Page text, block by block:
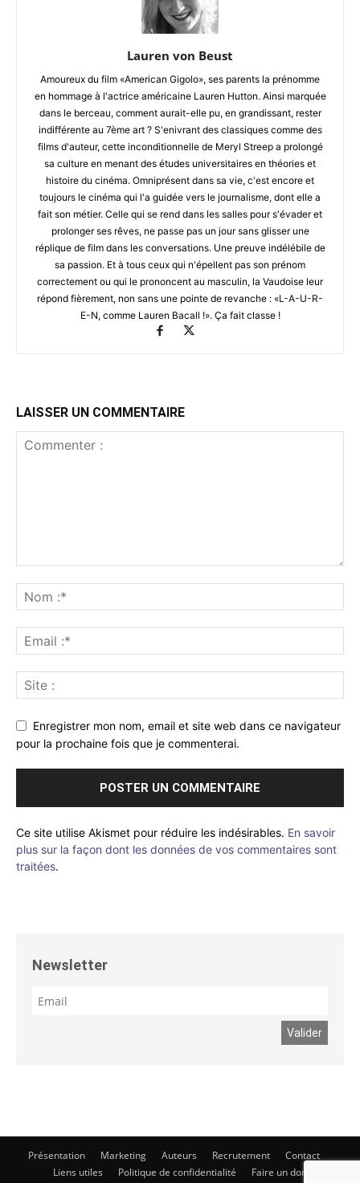
Lauren von Beust
Amoureux du film «American Gigolo», ses parents la prénomme
en hommage à l'actrice américaine Lauren Hutton. Ainsi marquée
dans le berceau, comment aurait-elle pu, en grandissant, rester
indifférente au 7ème art ? S'enivrant des classiques comme des
films d'auteur, cette inconditionnelle de Meryl Streep a prolongé
sa culture en menant des études universitaires en théories et
histoire du cinéma. Omniprésent dans sa vie, c'est encore et
toujours le cinéma qui l'a guidée vers le journalisme, dont elle a
fait son métier. Celle qui se rend dans les salles pour s'évader et
prolonger ses rêves, ne passe pas un jour sans glisser une
réplique de film dans les conversations. Une preuve indélébile de
sa passion. Et à tous ceux qui n'épellent pas son prénom
correctement ou qui le prononcent au masculin, la Vaudoise leur
répond fièrement, non sans une pointe de revanche : «L-A-U-R-
E-N, comme Lauren Bacall !». Ça fait classe !
LAISSER UN COMMENTAIRE
Enregistrer mon nom, email et site web dans ce navigateur
pour la prochaine fois que je commenterai.
Ce site utilise Akismet pour réduire les indésirables. En savoir
plus sur la façon dont les données de vos commentaires sont
traitées.
Newsletter
Présentation Marketing Auteurs Recrutement
Contact
Liens utiles
Politique de confidentialité Faire un don